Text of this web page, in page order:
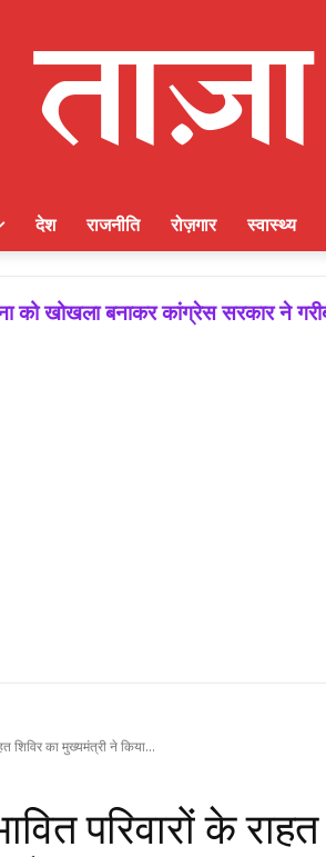
देश राजनीति रोज़गार स्वास्थ्य
को खोखला बनाकर कांग्रेस सरकार ने
शिविर का मुख्यमंत्री ने किया...
परिवारों के